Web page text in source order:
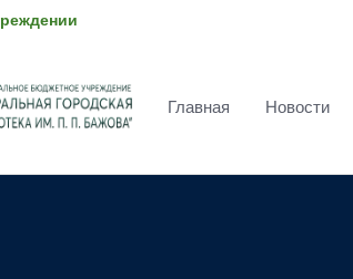
Главная Новости